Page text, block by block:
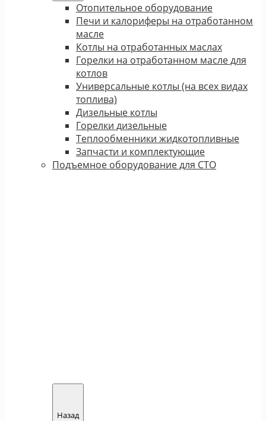
Отопительное оборудование
Печи и калориферы на отработанном
масле
Котлы на отработанных маслах
Горелки на отработанном масле для
котлов
Универсальные котлы (на всех видах
топлива)
Дизельные котлы
Горелки дизельные
Теплообменники жидкотопливные
Запчасти и комплектующие
Подъемное оборудование для СТО
Назад